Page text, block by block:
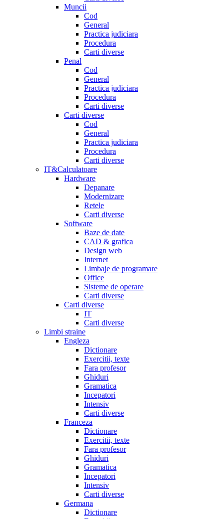
Muncii
Cod
General
Practica judiciara
Procedura
Carti diverse
Penal
Cod
General
Practica judiciara
Procedura
Carti diverse
Carti diverse
Cod
General
Practica judiciara
Procedura
Carti diverse
IT&Calculatoare
Hardware
Depanare
Modernizare
Retele
Carti diverse
Software
Baze de date
CAD & grafica
Design web
Internet
Limbaje de programare
Office
Sisteme de operare
Carti diverse
Carti diverse
IT
Carti diverse
Limbi straine
Engleza
Dictionare
Exercitii, texte
Fara profesor
Ghiduri
Gramatica
Incepatori
Intensiv
Carti diverse
Franceza
Dictionare
Exercitii, texte
Fara profesor
Ghiduri
Gramatica
Incepatori
Intensiv
Carti diverse
Germana
Dictionare